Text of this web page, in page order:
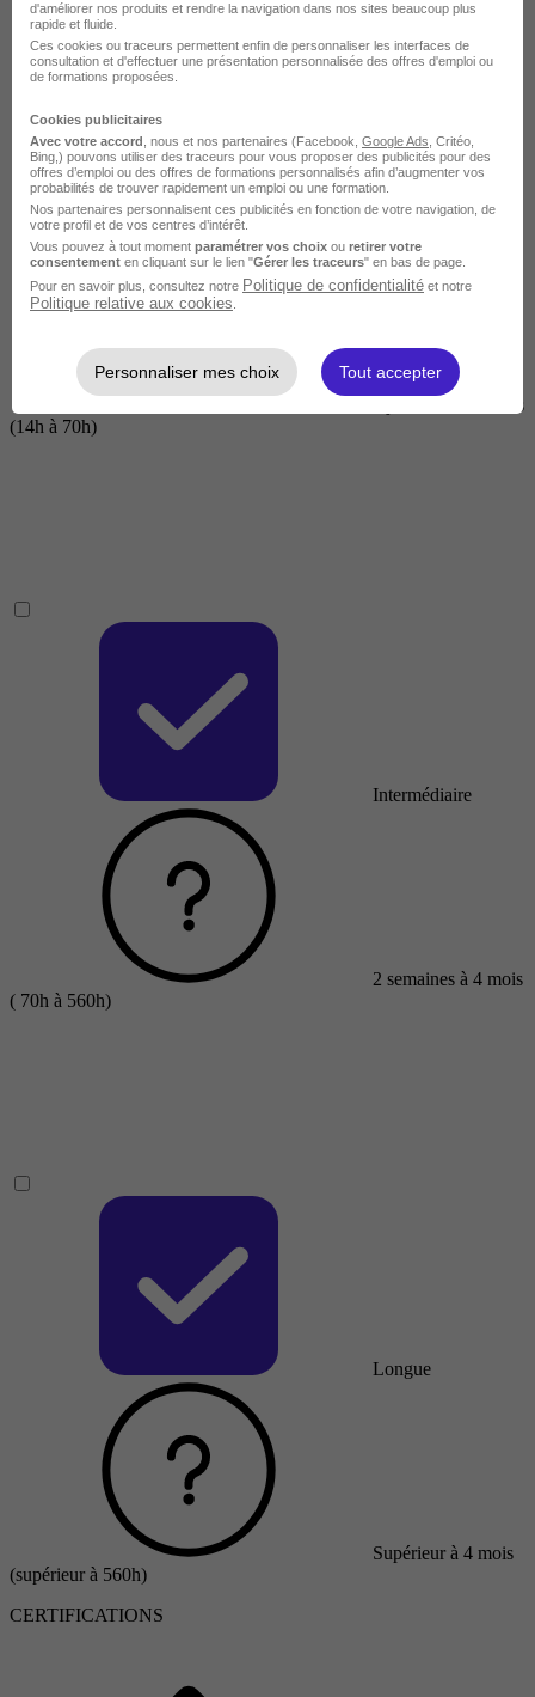
Courte
2 jours à 2 semaines
(14h à 70h)
Intermédiaire
2 semaines à 4 mois
( 70h à 560h)
Longue
Supérieur à 4 mois
(supérieur à 560h)
CERTIFICATIONS
d'améliorer nos produits et rendre la navigation dans nos sites beaucoup plus
rapide et fluide.
Ces cookies ou traceurs permettent enfin de personnaliser les interfaces de
consultation et d'effectuer une présentation personnalisée des offres d'emploi ou
de formations proposées.
Cookies publicitaires
Avec votre accord , nous et nos partenaires (Facebook, Google Ads , Critéo,
Bing,) pouvons utiliser des traceurs pour vous proposer des publicités pour des
offres d’emploi ou des offres de formations personnalisés afin d’augmenter vos
probabilités de trouver rapidement un emploi ou une formation.
Nos partenaires personnalisent ces publicités en fonction de votre navigation, de
votre profil et de vos centres d’intérêt.
Vous pouvez à tout moment paramétrer vos choix ou retirer votre
consentement en cliquant sur le lien "Gérer les traceurs" en bas de page.
Pour en savoir plus, consultez notre Politique de confidentialité et notre
Politique relative aux cookies
Personnaliser mes choix Tout accepter